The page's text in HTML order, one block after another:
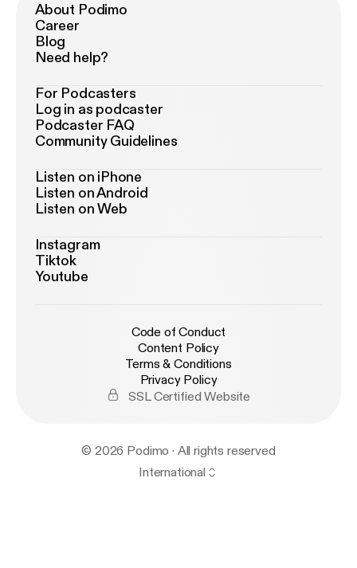
About Podimo
Career
Blog
Need help?
For Podcasters
Log in as podcaster
Podcaster FAQ
Community Guidelines
Listen on iPhone
Listen on Android
Listen on Web
Instagram
Tiktok
Youtube
Code of Conduct
Content Policy
Terms & Conditions
Privacy Policy
SSL Certified Website
© 2026 Podimo · All rights reserved
International